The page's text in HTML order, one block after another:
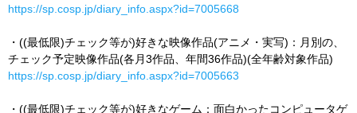
https://sp.cosp.jp/diary_info.aspx?id=7005668
・((最低限)チェック等が)好きな映像作品(アニメ・実写)：月別の、
チェック予定映像作品(各月3作品、年間36作品)(全年齢対象作品)
https://sp.cosp.jp/diary_info.aspx?id=7005663
・((最低限)チェック等が)好きなゲーム：面白かったコンピュータゲ